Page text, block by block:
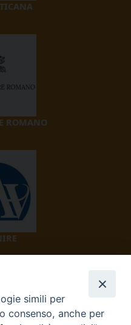
ROMANO
simili per
consenso, anche per